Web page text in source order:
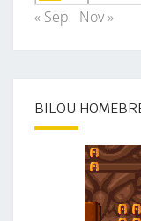
« Sep
Nov »
BILOU